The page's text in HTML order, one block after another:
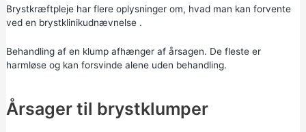
Brystkræftpleje har flere oplysninger om, hvad man kan forvente
ved en brystklinikudnævnelse.
Behandling af en klump afhænger af årsagen. De fleste er
harmløse og kan forsvinde alene uden behandling.
Årsager til brystklumper